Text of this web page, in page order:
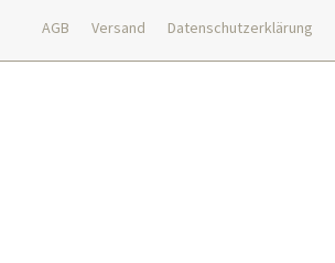
AGB Versand Datenschutzerklärung